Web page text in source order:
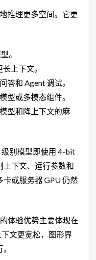
推理更多空间。它更
。
上下文。
答和 Agent 调试。
型或多模态组件。
型和降上下文的麻
别模型即使用 4-bit
上下文、运行参数和
或服务器 GPU 仍然
体验优势主要体现在
文更宽松，图形界